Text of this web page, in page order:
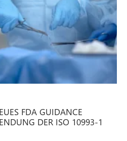
FDA GUIDANCE
DER ISO 10993-1